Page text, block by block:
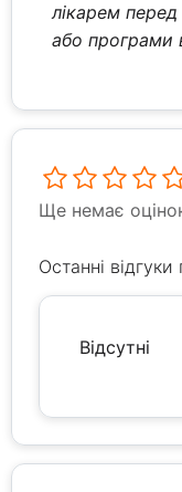
лікарем
або програми
Ще немає
Останні
Відсутні